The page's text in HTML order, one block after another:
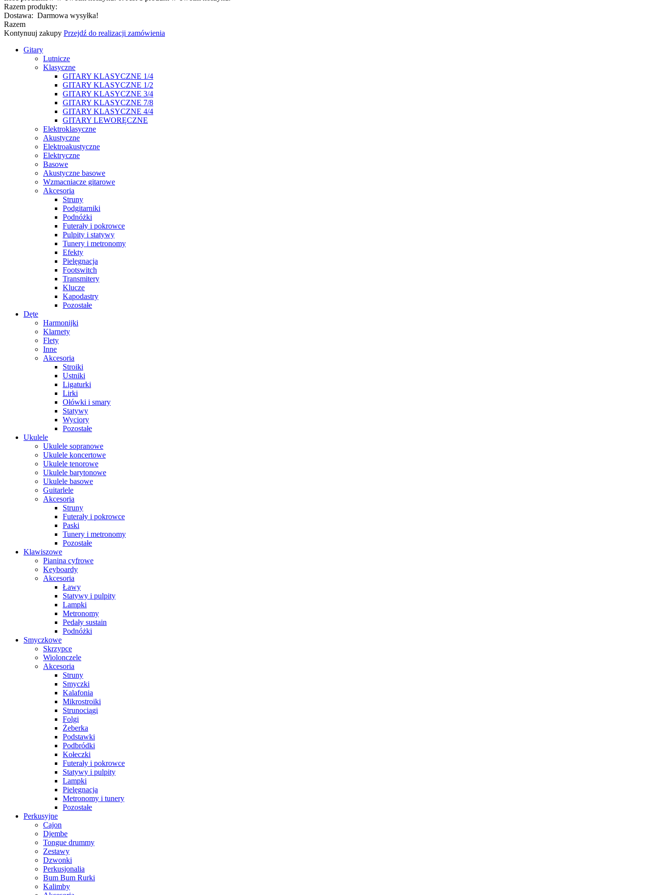
Razem produkty:
Dostawa: Darmowa wysyłka!
Razem
Kontynuuj zakupy Przejdź do realizacji zamówienia
Gitary
Lutnicze
Klasyczne
GITARY KLASYCZNE 1/4
GITARY KLASYCZNE 1/2
GITARY KLASYCZNE 3/4
GITARY KLASYCZNE 7/8
GITARY KLASYCZNE 4/4
GITARY LEWORĘCZNE
Elektroklasyczne
Akustyczne
Elektroakustyczne
Elektryczne
Basowe
Akustyczne basowe
Wzmacniacze gitarowe
Akcesoria
Struny
Podgitarniki
Podnóżki
Futerały i pokrowce
Pulpity i statywy
Tunery i metronomy
Efekty
Pielęgnacja
Footswitch
Transmitery
Klucze
Kapodastry
Pozostałe
Dęte
Harmonijki
Klarnety
Flety
Inne
Akcesoria
Stroiki
Ustniki
Ligaturki
Lirki
Ołówki i smary
Statywy
Wyciory
Pozostałe
Ukulele
Ukulele sopranowe
Ukulele koncertowe
Ukulele tenorowe
Ukulele barytonowe
Ukulele basowe
Guitarlele
Akcesoria
Struny
Futerały i pokrowce
Paski
Tunery i metronomy
Pozostałe
Klawiszowe
Pianina cyfrowe
Keyboardy
Akcesoria
Ławy
Statywy i pulpity
Lampki
Metronomy
Pedały sustain
Podnóżki
Smyczkowe
Skrzypce
Wiolonczele
Akcesoria
Struny
Smyczki
Kalafonia
Mikrostroiki
Strunociągi
Folgi
Żeberka
Podstawki
Podbródki
Kołeczki
Futerały i pokrowce
Statywy i pulpity
Lampki
Pielęgnacja
Metronomy i tunery
Pozostałe
Perkusyjne
Cajon
Djembe
Tongue drummy
Zestawy
Dzwonki
Perkusjonalia
Bum Bum Rurki
Kalimby